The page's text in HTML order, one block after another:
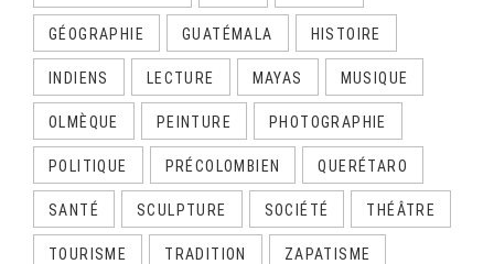
GÉOGRAPHIE GUATÉMALA HISTOIRE
INDIENS LECTURE MAYAS MUSIQUE
OLMÈQUE PEINTURE PHOTOGRAPHIE
POLITIQUE PRÉCOLOMBIEN QUERÉTARO
SANTÉ SCULPTURE SOCIÉTÉ THÉÂTRE
TOURISME TRADITION ZAPATISME